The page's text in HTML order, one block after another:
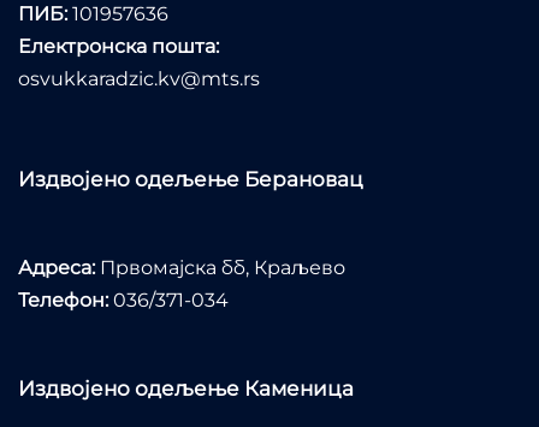
ПИБ:101957636
Електронска пошта:
osvukkaradzic.kv@mts.rs
Издвојено одељење Берановац
Адреса:Првомајска бб, Краљево
Телефон:036/371-034
Издвојено одељење Каменица